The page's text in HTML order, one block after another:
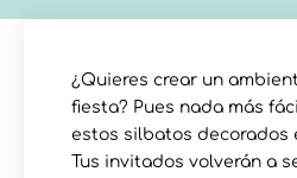
¿Quieres crear un
fiesta? Pues nada más
estos silbatos decorados
Tus invitados volverán a